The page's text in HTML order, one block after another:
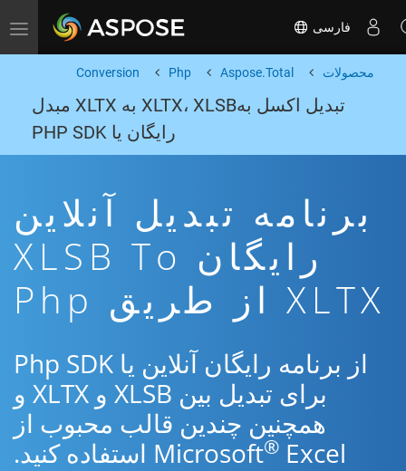
Toggle navigation فارسی
محصولات Aspose.Total
Php
Conversion
تبدیل اکسل بهXLTX، XLSB به XLTX مبدل
رایگان یا PHP SDK
برنامه تبدیل آنلاین
رایگان XLSB To
XLTX از طریق Php
از برنامه رایگان آنلاین یا Php SDK
برای تبدیل بین XLSB و XLTX و
همچنین چندین قالب محبوب از
Microsoft® Excel استفاده کنید.